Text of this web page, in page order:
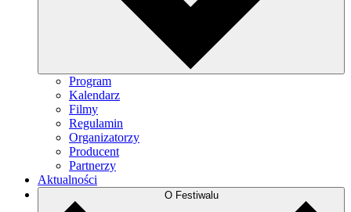
Program
Kalendarz
Filmy
Regulamin
Organizatorzy
Producent
Partnerzy
Aktualności
O Festiwalu